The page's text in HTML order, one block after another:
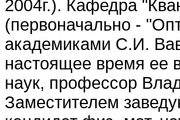
2004г.). Кафедра
(первоначально -
академиками С.И.
настоящее время ее
наук, профессор
Заместителем